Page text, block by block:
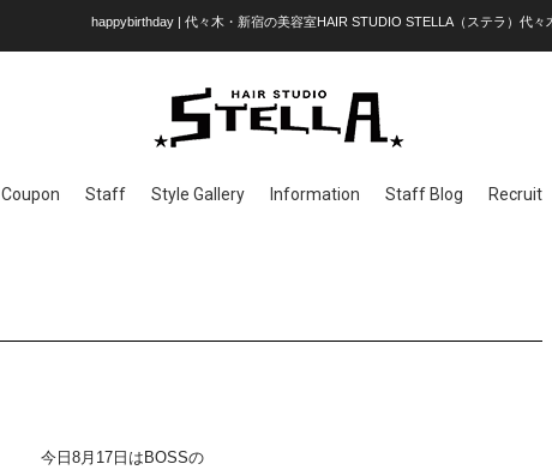
happybirthday | 代々木・新宿の美容室HAIR STUDIO STELLA（ステラ）代々
Coupon Staff Style Gallery Information Staff Blog Recruit
今日8月17日はBOSSの